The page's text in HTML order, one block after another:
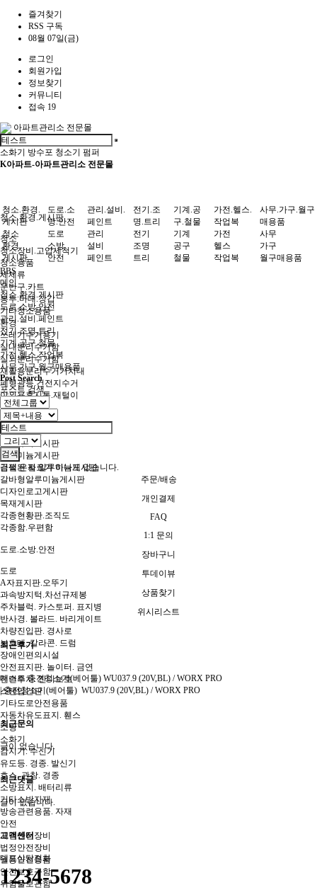
즐겨찾기
RSS 구독
08월 07일(금)
로그인
회원가입
정보찾기
커뮤니티
접속 19
아파트관리소 전문몰
소화기 방수포 청소기 펌퍼
K아파트-아파트관리소 전문몰
청소.환경.게시판
청소
청소장비.고압세척기
청소용품
세제류
운반구.카트
봉투.마대.장갑
기타청소용품
환경
쓰레기수거용기
실내분리수거함
실외분리수거함
재활용분리수거거치대
폐형광등.건전지수거
야외용휴지통.재털이
기타
게시판
스텐게시판
강화유리게시판
알루미늄게시판
금펄.은펄 알루미늄게시판
갈바형알루미늄게시판
디자인로고게시판
목재게시판
각종현황판.조직도
각종함.우편함
도로.소방.안전
도로
A자표지판.오뚜기
과속방지턱.차선규제봉
주차블럭. 카스토퍼. 표지병
반사경. 볼라드. 바리게이트
차량진입판. 경사로
보호대. 칼라콘. 드럼
장애인편의시설
안전표지판. 놀이터. 금연
전면주차. 잔디보호
스텐입간판
기타도로안전용품
자동차유도표지. 휀스
소방
소화기
감지기. 수신기
유도등. 경종. 발신기
호스. 관창. 경종
소방표지. 배터리류
기타소방자재
방송관련용품. 자재
안전
개인안전장비
법정안전장비
월동안전용품
안전보호구함
위험물보관함
청소.환경.
게시판
청소
환경
게시판
도로.소
방.안전
도로
소방
안전
관리.설비.
페인트
관리
설비
페인트
전기.조
명.트리
전기
조명
트리
기계.공
구.철물
기계
공구
철물
가전.헬스.
작업복
가전
헬스
작업복
사무.가구.월구
매용품
사무
가구
월구매용품
BBS
메인
청소.환경.게시판
도로.소방.안전
관리.설비.페인트
전기.조명.트리
기계.공구.철물
가전.헬스.작업복
사무.가구.월구매용품
Post Search
포스트 검색
검색
검색된 자료가 하나도 없습니다.
주문/배송
개인결제
FAQ
1:1 문의
장바구니
투데이뷰
상품찾기
위시리스트
최근후기
테스트 충전청소기(베어툴) WU037.9 (20V,BL) / WORX PRO
|충전청소기(베어툴) WU037.9 (20V,BL) / WORX PRO
최근문의
글이 없습니다.
최근댓글
글이 없습니다.
고객센터
대표상담전화
1234-5678